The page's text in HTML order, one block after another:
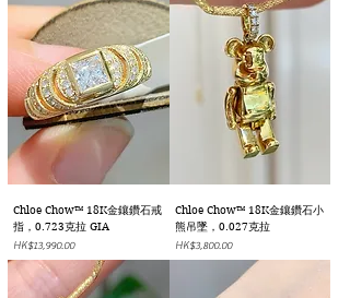
Chloe Chow™ 18K金鑲鑽石戒
指，0.723克拉 GIA
價格
HK$13,990.00
Chloe Chow™ 18K金鑲鑽石小
熊吊墜，0.027克拉
價格
HK$3,800.00